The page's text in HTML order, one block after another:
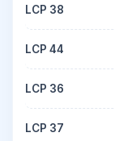
LCP 38
LCP 44
LCP 36
LCP 37